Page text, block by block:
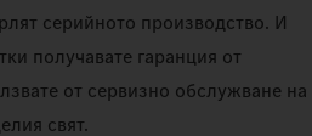
серийното производство. И
получавате гаранция от
от сервизно обслужване на
свят.